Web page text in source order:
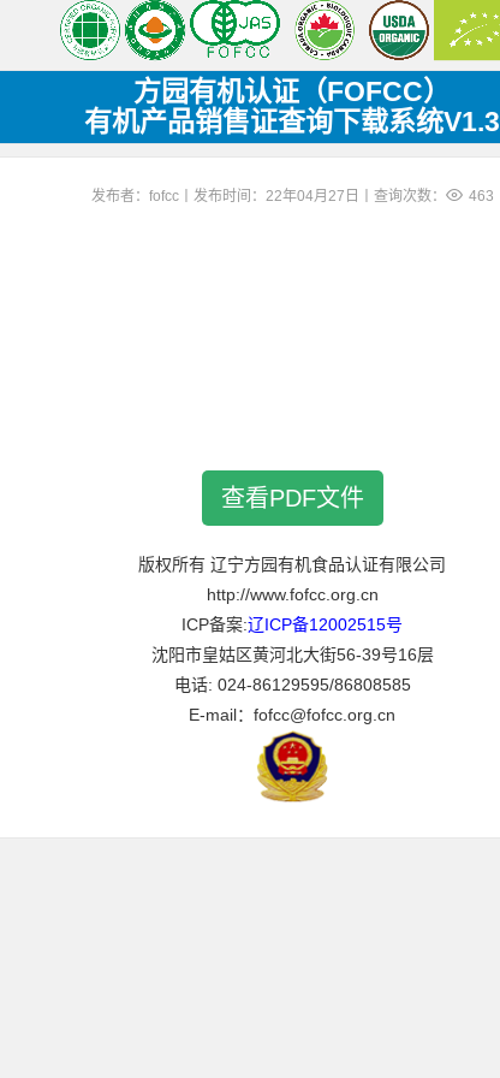
方园有机认证（FOFCC）
有机产品销售证查询下载系统V1.3
发布者：fofcc丨发布时间：22年04月27日丨查询次数： 463
查看PDF文件
版权所有 辽宁方园有机食品认证有限公司
http://www.fofcc.org.cn
ICP备案:辽ICP备12002515号
沈阳市皇姑区黄河北大街56-39号16层
电话: 024-86129595/86808585
E-mail：fofcc@fofcc.org.cn